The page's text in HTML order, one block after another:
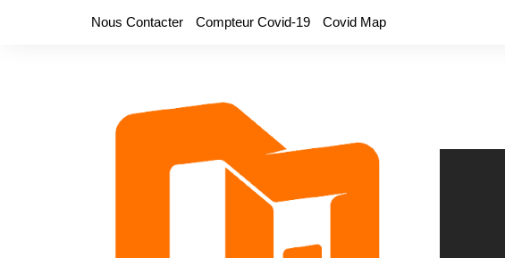
Nous Contacter Compteur Covid-19 Covid Map